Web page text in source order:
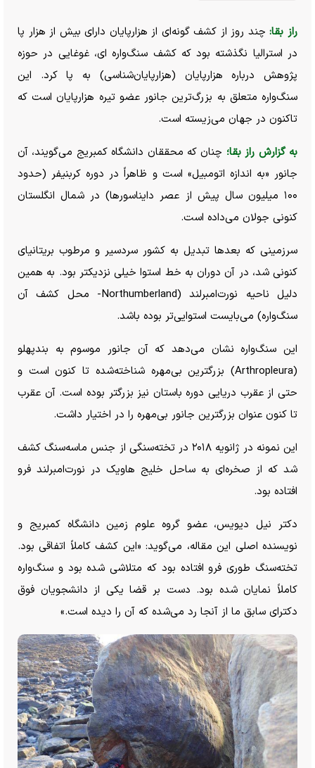
راز بقا: چند روز از کشف گونه‌ای از هزارپایان دارای بیش از هزار پا
در استرالیا نگذشته بود که کشف سنگ‌واره ای، غوغایی در حوزه
پژوهش درباره هزارپایان (هزارپایان‌شناسی) به پا کرد. این
سنگ‌واره متعلق به بزرگ‌ترین جانور عضو تیره هزارپایان است که
تاکنون در جهان می‌زیسته است.
به گزارش راز بقا؛ چنان که محققان دانشگاه کمبریج می‌گویند، آن
جانور «به اندازه اتومبیل» است و ظاهراً در دوره کربنیفر (حدود
۱۰۰ میلیون سال پیش از عصر دایناسورها) در شمال انگلستان
کنونی جولان می‌داده است.
سرزمینی که بعد‌ها تبدیل به کشور سردسیر و مرطوب بریتانیای
کنونی شد، در آن دوران به خط استوا خیلی نزدیکتر بود. به همین
دلیل ناحیه نورت‌امبرلند (Northumberland- محل کشف آن
سنگ‌واره) می‌بایست استوایی‌تر بوده باشد.
این سنگ‌واره نشان می‌دهد که آن جانور موسوم به بندپهلو
(Arthropleura) بزرگترین بی‌مهره شناخته‌شده تا کنون است و
حتی از عقرب دریایی دوره باستان نیز بزرگتر بوده است. آن عقرب
تا کنون عنوان بزرگترین جانور بی‌مهره را در اختیار داشت.
این نمونه در ژانویه ۲۰۱۸ در تخته‌سنگی از جنس ماسه‌سنگ کشف
شد که از صخره‌ای به ساحل خلیج هاویک در نورت‌امبرلند فرو
افتاده بود.
دکتر نیل دیویس، عضو گروه علوم زمین دانشگاه کمبریج و
نویسنده اصلی این مقاله، می‌گوید: «این کشف کاملاً اتفاقی بود.
تخته‌سنگ طوری فرو افتاده بود که متلاشی شده بود و سنگ‌واره
کاملاً نمایان شده بود. دست بر قضا یکی از دانشجویان فوق
دکترای سابق ما از آنجا رد می‌شده که آن را دیده است.»